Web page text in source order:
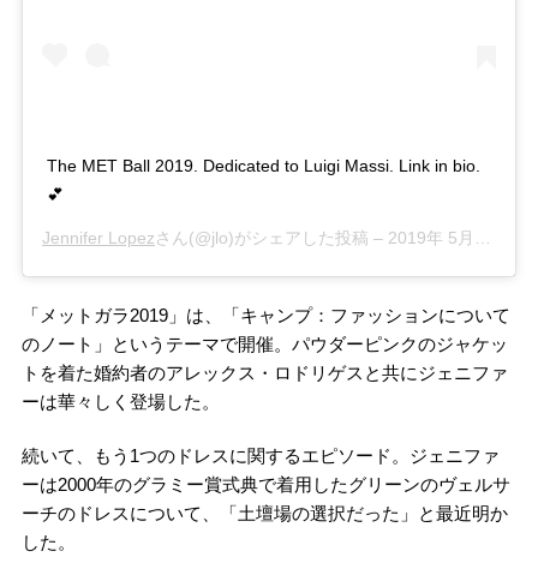
The MET Ball 2019. Dedicated to Luigi Massi. Link in bio.
💕
Jennifer Lopezさん(@jlo)がシェアした投稿 – 2019年 5月月7日午後6時14分PDT
「メットガラ2019」は、「キャンプ：ファッションについて
のノート」というテーマで開催。パウダーピンクのジャケッ
トを着た婚約者のアレックス・ロドリゲスと共にジェニファ
ーは華々しく登場した。
続いて、もう1つのドレスに関するエピソード。ジェニファ
ーは2000年のグラミー賞式典で着用したグリーンのヴェルサ
ーチのドレスについて、「土壇場の選択だった」と最近明か
した。